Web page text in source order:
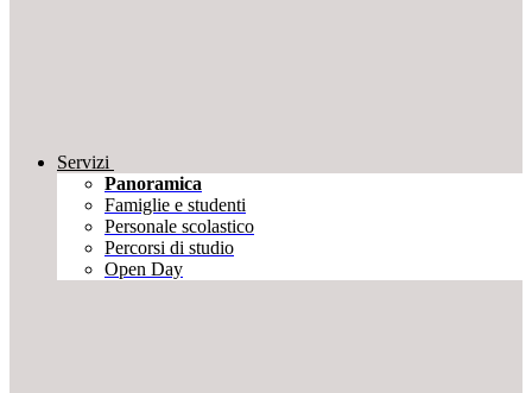
Servizi
Panoramica
Famiglie e studenti
Personale scolastico
Percorsi di studio
Open Day